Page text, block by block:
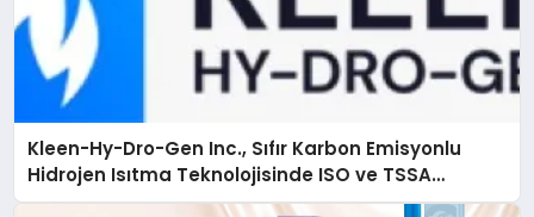
Kleen-Hy-Dro-Gen Inc., Sıfır Karbon Emisyonlu
Hidrojen Isıtma Teknolojisinde ISO ve TSSA
Düzenleyici Onaylarını Aldı